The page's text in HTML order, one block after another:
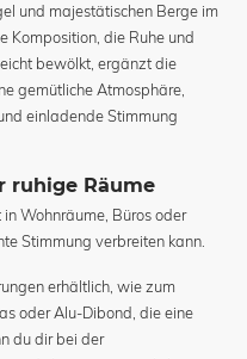
und majestätischen Berge im
Komposition, die Ruhe und
bewölkt, ergänzt die
gemütliche Atmosphäre,
einladende Stimmung
ruhige Räume
Wohnräume, Büros oder
Stimmung verbreiten kann.
erhältlich, wie zum
oder Alu-Dibond, die eine
du dir bei der